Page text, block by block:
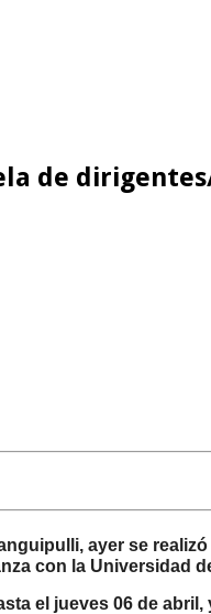
de
ayer se
con la Universidad
el jueves 06 de